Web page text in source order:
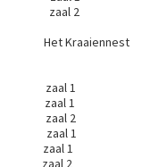
+ Jazz volw
Het Kraaiennest
selectie zaal 1
zaal 1
zaal 2
zaal 1
13+ zaal 1
zaal 2